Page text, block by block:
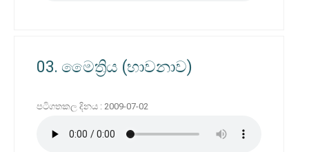
03. මෛත්‍රිය (භාවනාව)
පටිගතකල දිනය : 2009-07-02